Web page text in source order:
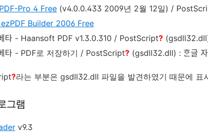
Pro 4 Free (v4.0.0.433 2009년 2월 12일) /
Builder 2006 Free
베타 - Haansoft PDF v1.3.0.310 / PostScript? (gsdll32.dll)
베타 - PDF로 저장하기 / PostScript? (gsdll32.dll) : ᄒᆞᆫ글
?라는 부분은 gsdll32.dll 파일을 발견하였기 때문에 표
그램
v9.3